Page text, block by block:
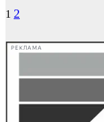
Пагинация
1 2
РЕКЛАМА